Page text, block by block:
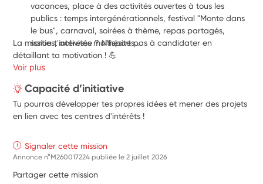
vacances, place à des activités ouvertes à tous les
publics : temps intergénérationnels, festival "Monte dans
le bus", carnaval, soirées à thème, repas partagés,
sorties, activités multisports...
La mission t'intéresse ? N'hésite pas à candidater en
détaillant ta motivation ! 💪
Voir plus
Capacité d’initiative
Tu pourras développer tes propres idées et mener des projets
en lien avec tes centres d'intérêts !
Signaler cette mission
Annonce n°M260017224 publiée le2 juillet 2026
Partager cette mission